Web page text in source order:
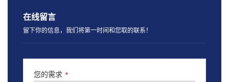
在线留言
留下你的信息，我们将第一时间和您取的联系！
您的需求 *